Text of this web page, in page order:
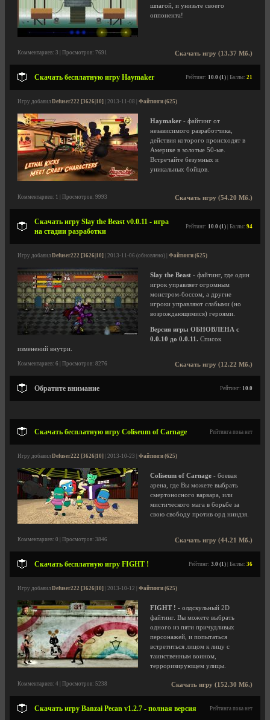
шпагой, и унизьте своего
оппонента!
Скачать игру (13.37 Мб.)
Комментариев: 3 | Просмотров: 7691
Скачать бесплатную игру Haymaker Рейтинг: 10.0 (1) | Баллы: 21
Игру добавил Defuser222 [3626|10] | 2013-11-08 | Файтинги (625)
Haymaker - файтинг от
независимого разработчика,
действия которого происходят в
Америке в золотые 50-ые.
Встречайте безумных и
уникальных бойцов.
Скачать игру (54.20 Мб.)
Комментариев: 1 | Просмотров: 9993
Скачать игру Slay the Beast v0.0.11 - игра
на стадии разработки
Рейтинг: 10.0 (1) | Баллы: 94
Игру добавил Defuser222 [3626|10] | 2013-11-06 (обновлено) | Файтинги (625)
Slay the Beast - файтинг, где один
игрок управляет огромным
монстром-боссом, а другие
игроки управляют слабыми (но
возрождающимися) героями.
Версия игры ОБНОВЛЕНА с
0.0.10 до 0.0.11. Список
изменений внутри.
Скачать игру (12.22 Мб.)
Комментариев: 6 | Просмотров: 8276
Обратите внимание Рейтинг: 10.0
Скачать бесплатную игру Coliseum of Carnage Рейтинга пока нет
Игру добавил Defuser222 [3626|10] | 2013-10-23 | Файтинги (625)
Coliseum of Carnage - боевая
арена, где Вы можете выбрать
смертоносного варвара, или
мистического мага в борьбе за
свою свободу против орд ниндзя.
Скачать игру (44.21 Мб.)
Комментариев: 0 | Просмотров: 3846
Скачать бесплатную игру FIGHT ! Рейтинг: 3.0 (1) | Баллы: 36
Игру добавил Defuser222 [3626|10] | 2013-10-12 | Файтинги (625)
FIGHT ! - олдскульный 2D
файтинг. Вы можете выбрать
одного из пяти причудливых
персонажей, и попытаться
встретиться лицом к лицу с
таинственным воином,
терроризирующем улицы.
Скачать игру (152.30 Мб.)
Комментариев: 4 | Просмотров: 5238
Скачать игру Banzai Pecan v1.2.7 - полная версия Рейтинга пока нет